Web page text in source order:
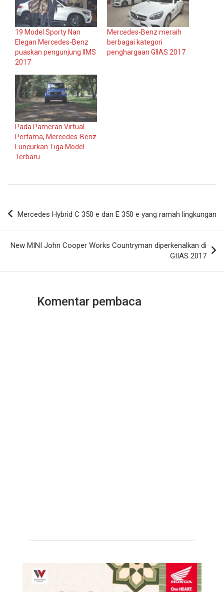
19 Model Sporty Nan
Elegan Mercedes-Benz
puaskan pengunjung IIMS
2017
Mercedes-Benz meraih
berbagai kategori
penghargaan GIIAS 2017
Pada Pameran Virtual
Pertama, Mercedes-Benz
Luncurkan Tiga Model
Terbaru
Navigasi
Mercedes Hybrid C 350 e dan E 350 e yang ramah lingkungan
New MINI John Cooper Works Countryman diperkenalkan di
GIIAS 2017
Komentar pembaca